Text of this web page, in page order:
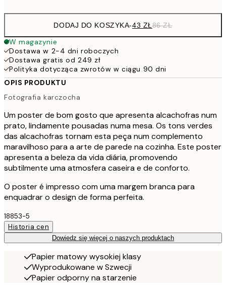
DODAJ DO KOSZYKA-43 ZŁ 86 ZŁ
W magazynie
Dostawa w 2-4 dni roboczych
Dostawa gratis od 249 zł
Polityka dotycząca zwrotów w ciągu 90 dni
OPIS PRODUKTU
Fotografia karczocha
Um poster de bom gosto que apresenta alcachofras num
prato, lindamente pousadas numa mesa. Os tons verdes
das alcachofras tornam esta peça num complemento
maravilhoso para a arte de parede na cozinha. Este poster
apresenta a beleza da vida diária, promovendo
subtilmente uma atmosfera caseira e de conforto.
O poster é impresso com uma margem branca para
enquadrar o design de forma perfeita.
18853-5
Historia cen
Dowiedz się więcej o naszych produktach
Papier matowy wysokiej klasy
Wyprodukowane w Szwecji
Papier odporny na starzenie